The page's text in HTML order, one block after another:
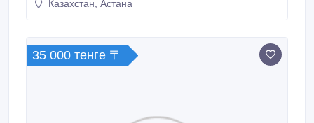
оплату гарантируем. 87053825580, 87014677121.
Казахстан, Астана
35 000 тенге 〒